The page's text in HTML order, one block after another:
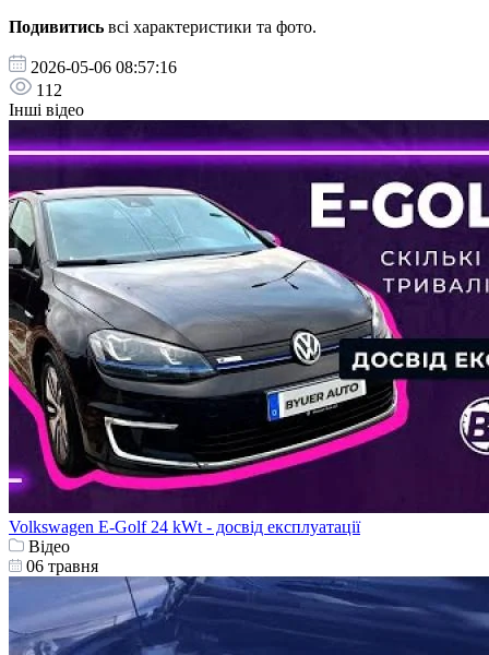
Подивитись всі характеристики та фото.
2026-05-06 08:57:16
112
Інші відео
Volkswagen E-Golf 24 kWt - досвід експлуатації
Відео
06 травня